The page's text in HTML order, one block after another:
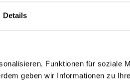
Details
Funktionen für soziale
geben wir Informationen zu
Härteverfahren anbieten:
Vergüten, Glühen,